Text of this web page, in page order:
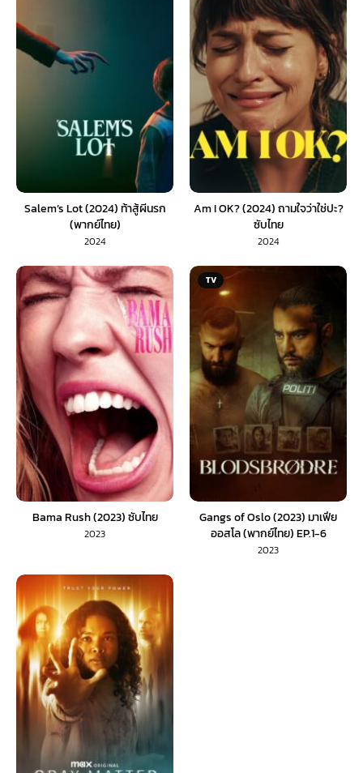
Salem’s Lot (2024) ท้าสู้ผีนรก
(พากย์ไทย)
2024
Am I OK? (2024) ถามใจว่าใช่ปะ?
ซับไทย
2024
Bama Rush (2023) ซับไทย
2023
TV
Gangs of Oslo (2023) มาเฟีย
ออสโล (พากย์ไทย) EP.1-6
2023